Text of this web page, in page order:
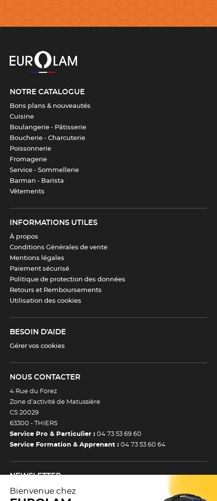
NOTRE CATALOGUE
Bons plans & nouveautés
Cuisine
Boulangerie - Pâtisserie
Boucherie - Charcuterie
Poissonnerie
Fromagerie
Service - Sommellerie
Barman - Barista
Vêtements
INFORMATIONS UTILES
À propos
Conditions Générales de vente
Mentions légales
Paiement sécurisé
Politique de protection des données
Retours et Remboursements
Utilisation des cookies
BESOIN D'AIDE
Gérer vos cookies
NOUS CONTACTER
4 Rue du Forez
Zone d’activité de Matussière
CS 20029
63300 - THIERS
Service Pro & Particulier : 04 73 53 69 60
Service Formation & Apprenant : 04 73 53 60 64
NEWSLETTER
Inscrivez-vous à notre newsletter et recevez toutes nos